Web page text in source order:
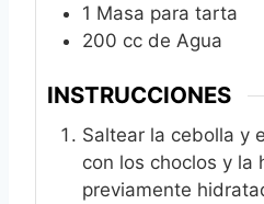
1 Masa para tarta
200 cc de Agua
INSTRUCCIONES
Saltear la cebolla y
con los choclos y la
previamente